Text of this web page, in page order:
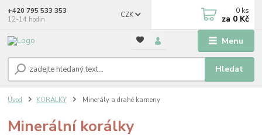
Menu
CZK
Hledat
+420 795 533 353
12-14 hodin
0 ks
za 0 Kč
Úvod KORÁLKY Minerály a drahé kameny
Minerální korálky